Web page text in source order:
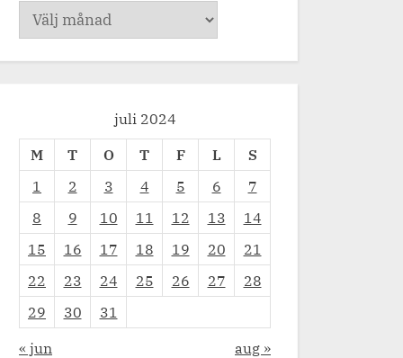
Arkiv
juli 2024
M
T O T F L
S
1
2 3 4 5 6
7
8
9 10 11 12 13
14
15
16 17 18 19 20
21
22
23 24 25 26 27
28
29
30
31
« jun
aug »